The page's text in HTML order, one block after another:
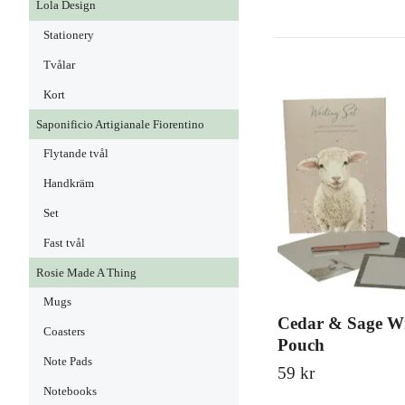
Lola Design
Stationery
Tvålar
Kort
Saponificio Artigianale Fiorentino
Flytande tvål
Handkräm
Set
Fast tvål
Rosie Made A Thing
Mugs
Coasters
Note Pads
Notebooks
Cedar & Sage
Pouch
59 kr